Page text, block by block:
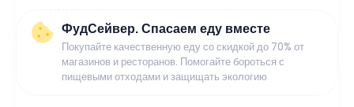
ФудСейвер. Спасаем еду вместе
Покупайте качественную еду со скидкой до 70% от
магазинов и ресторанов. Помогайте бороться с
пищевыми отходами и защищать экологию